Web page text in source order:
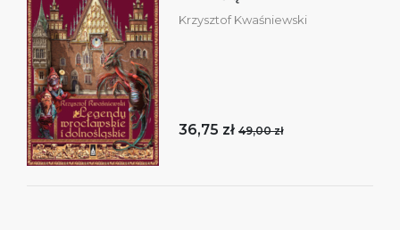
Krzysztof Kwaśniewski
36,75 zł 49,00 zł